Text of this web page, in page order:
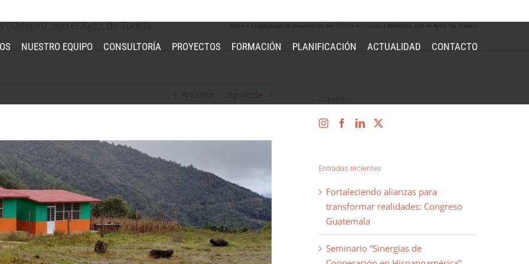
NUESTRO EQUIPO CONSULTORÍA PROYECTOS FORMACIÓN PLANIFICACIÓN ACTUALIDAD CONTACTO
(México), con el Ayto. de Tudela Inicio Trabajando la prevención del COVID en Oaxaca (México), con el Ayto. de Tudela
Anterior Siguiente Síguenos
Entradas recientes
Fortaleciendo alianzas para
transformar realidades: Congreso
Guatemala
Seminario “Sinergias de